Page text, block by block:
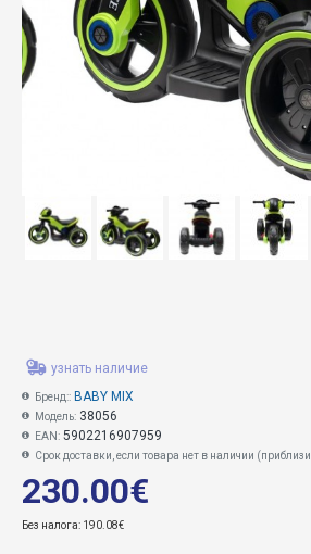
230.00€
Без налога: 190.08€
узнать наличие
Бренд:: BABY MIX
Модель: 38056
EAN: 5902216907959
Срок доставки, если товара нет в наличии